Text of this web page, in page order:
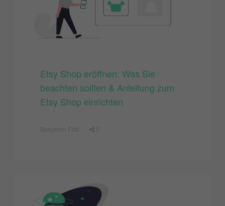
Etsy Shop eröffnen: Was Sie
beachten sollten & Anleitung zum
Etsy Shop einrichten